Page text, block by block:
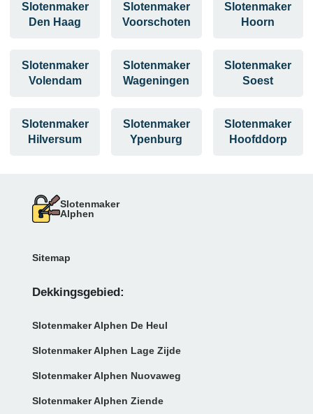
Slotenmaker
Den Haag
Slotenmaker
Voorschoten
Slotenmaker
Hoorn
Slotenmaker
Volendam
Slotenmaker
Wageningen
Slotenmaker
Soest
Slotenmaker
Hilversum
Slotenmaker
Ypenburg
Slotenmaker
Hoofddorp
Slotenmaker
Alphen
Sitemap
Dekkingsgebied:
Slotenmaker Alphen De Heul
Slotenmaker Alphen Lage Zijde
Slotenmaker Alphen Nuovaweg
Slotenmaker Alphen Ziende